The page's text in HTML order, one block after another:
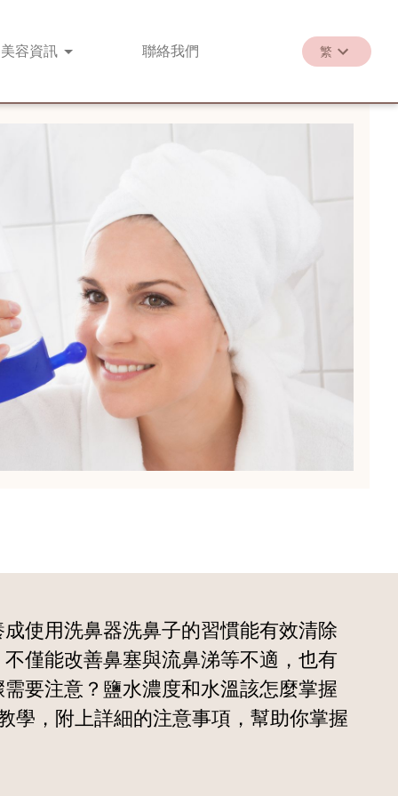
美容資訊 聯絡我們 繁
使用洗鼻器洗鼻子的習慣能有效清除
僅能改善鼻塞與流鼻涕等不適，也有
要注意？鹽水濃度和水溫該怎麼掌握
學，附上詳細的注意事項，幫助你掌握